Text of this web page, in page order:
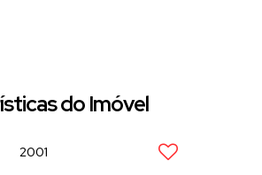
do Imóvel
2001